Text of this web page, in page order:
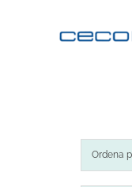
Ordena